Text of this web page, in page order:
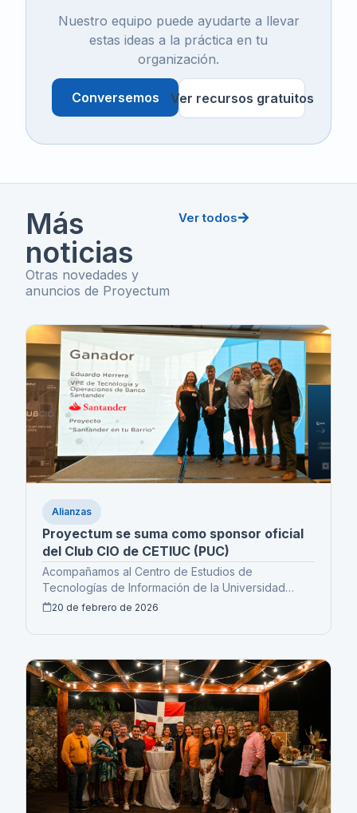
Nuestro equipo puede ayudarte a llevar
estas ideas a la práctica en tu
organización.
Conversemos Ver recursos gratuitos
Más
noticias
Otras novedades y
anuncios de Proyectum
Ver todos
Alianzas
Proyectum se suma como sponsor oficial
del Club CIO de CETIUC (PUC)
Acompañamos al Centro de Estudios de
Tecnologías de Información de la Universidad
Católica como sponsor del Club CIO 2026.
20 de febrero de 2026